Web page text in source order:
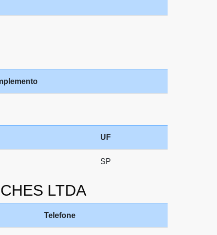
UF
SP
LTDA
Telefone